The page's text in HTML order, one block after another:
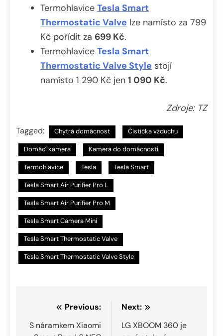
Termohlavice Tesla Smart
Thermostatic Valve lze namísto za 799
Kč pořídit za 699 Kč.
Termohlavice Tesla Smart
Thermostatic Valve Style stojí
namísto 1 290 Kč jen 1 090 Kč.
Zdroje: TZ
Tagged: Chytrá domácnost Čistička vzduchu
Domácí kamera Kamera do domácnosti
Termohlavice Tesla Tesla Smart
Tesla Smart Air Purifier Pro L
Tesla Smart Air Purifier Pro M
Tesla Smart Camera Mini
Tesla Smart Thermostatic Valve
Tesla Smart Thermostatic Valve Style
Navigace
pro
Previous:
S náramkem Xiaomi
Next:
LG XBOOM 360 je